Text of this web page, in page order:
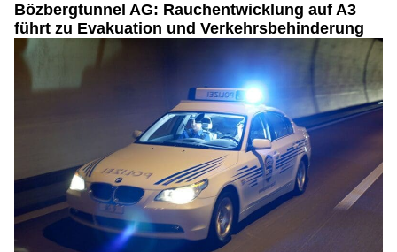
Bözbergtunnel AG: Rauchentwicklung auf A3
führt zu Evakuation und Verkehrsbehinderung